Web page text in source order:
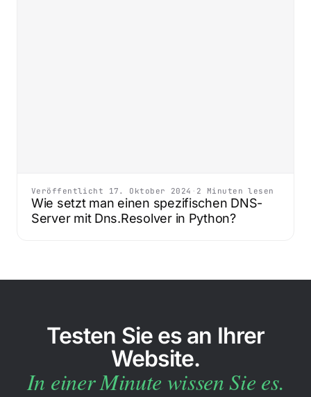
Veröffentlicht 17. Oktober 2024 · 2 Minuten lesen
Wie setzt man einen spezifischen DNS-
Server mit Dns.Resolver in Python?
Testen Sie es an Ihrer
Website.
In einer Minute wissen Sie es.